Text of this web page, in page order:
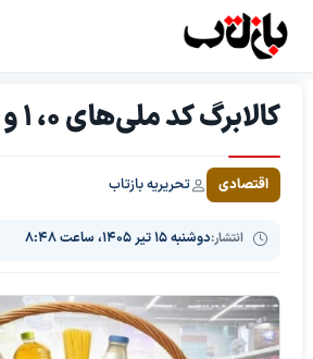
کالابرگ کد ملی‌های ۰، ۱ و ۲ شارژ شد
اقتصادی تحریریه بازتاب
انتشار:دوشنبه ۱۵ تیر ۱۴۰۵، ساعت ۸:۴۸